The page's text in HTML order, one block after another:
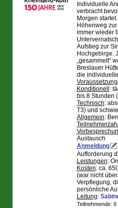
Individuelle
verbracht
Morgen
Höhenweg
immer wieder
Aufstieg zur
Hochgebirge.
„gesammelt“
Breslauer
die
Konditionell :
bis 8 Stunden
Technisch:
T3) und
Allgemein:
Austausch
Anmeldung
Aufforderung
Leistungen:
Kosten: ca.
(war nicht
Verpflegung,
persönliche
Leitung:
Teilnehmende: